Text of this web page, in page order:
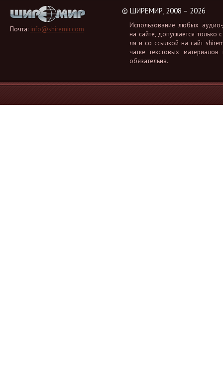
Почта: info@shiremir.com
© ШИРЕМИР, 2008 – 2026
Ис­поль­зо­ва­ние любых
на сайте, до­пус­ка­ет­ся
ля и со ссыл­кой на сайт
чат­ке тек­сто­вых
обя­за­тель­на.